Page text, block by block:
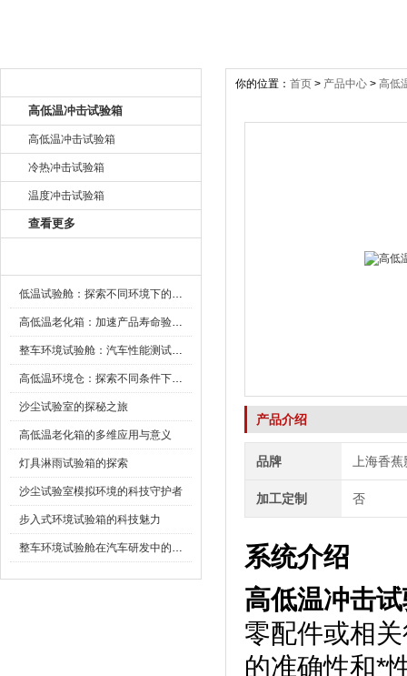
高低温冲击试验箱
高低温冲击试验箱
冷热冲击试验箱
温度冲击试验箱
查看更多
低温试验舱：探索不同环境下的科技边界
高低温老化箱：加速产品寿命验证的可靠伙伴
整车环境试验舱：汽车性能测试的设备
高低温环境仓：探索不同条件下的科学奥秘
沙尘试验室的探秘之旅
高低温老化箱的多维应用与意义
灯具淋雨试验箱的探索
沙尘试验室模拟环境的科技守护者
步入式环境试验箱的科技魅力
整车环境试验舱在汽车研发中的作用
你的位置： 首页 > 产品中心 > 高低
产品介绍
品牌 上海香
加工定制 否
系统介绍
高低温冲击
零配件或相关
的准确性和*